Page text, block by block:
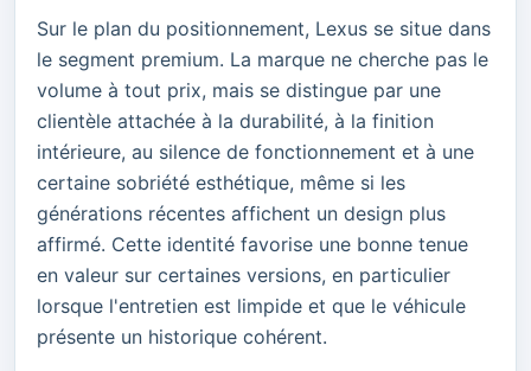
Sur le plan du positionnement, Lexus se situe dans
le segment premium. La marque ne cherche pas le
volume à tout prix, mais se distingue par une
clientèle attachée à la durabilité, à la finition
intérieure, au silence de fonctionnement et à une
certaine sobriété esthétique, même si les
générations récentes affichent un design plus
affirmé. Cette identité favorise une bonne tenue
en valeur sur certaines versions, en particulier
lorsque l'entretien est limpide et que le véhicule
présente un historique cohérent.